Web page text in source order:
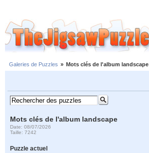
Galeries de Puzzles » Mots clés de l'album landscape
Mots clés de l'album landscape
Date: 08/07/2026
Taille: 7242
Puzzle actuel